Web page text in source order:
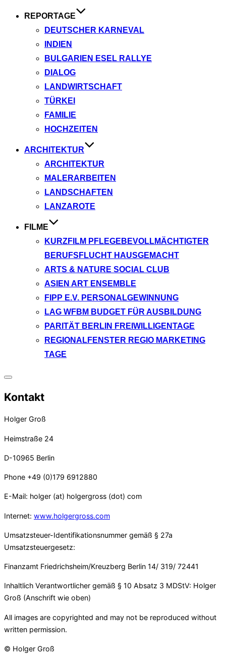
REPORTAGE
DEUTSCHER KARNEVAL
INDIEN
BULGARIEN ESEL RALLYE
DIALOG
LANDWIRTSCHAFT
TÜRKEI
FAMILIE
HOCHZEITEN
ARCHITEKTUR
ARCHITEKTUR
MALERARBEITEN
LANDSCHAFTEN
LANZAROTE
FILME
KURZFILM PFLEGEBEVOLLMÄCHTIGTER
BERUFSFLUCHT HAUSGEMACHT
ARTS & NATURE SOCIAL CLUB
ASIEN ART ENSEMBLE
FIPP E.V. PERSONALGEWINNUNG
LAG WFBM BUDGET FÜR AUSBILDUNG
PARITÄT BERLIN FREIWILLIGENTAGE
REGIONALFENSTER REGIO MARKETING
TAGE
Seitenleiste
Navigation
Kontakt
Holger Groß
Heimstraße 24
D-10965 Berlin
Phone +49 (0)179 6912880
E-Mail: holger (at) holgergross (dot) com
Internet: www.holgergross.com
Umsatzsteuer-Identifikationsnummer gemäß § 27a
Umsatzsteuergesetz:
Finanzamt Friedrichsheim/Kreuzberg Berlin 14/ 319/ 72441
Inhaltlich Verantwortlicher gemäß § 10 Absatz 3 MDStV: Holger
Groß (Anschrift wie oben)
All images are copyrighted and may not be reproduced without
written permission.
© Holger Groß